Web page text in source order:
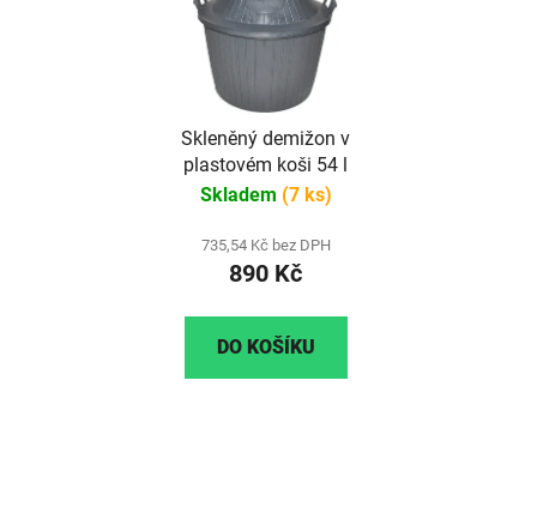
Skleněný demižon v
plastovém koši 54 l
Skladem (7 ks)
735,54 Kč bez DPH
890 Kč
DO KOŠÍKU